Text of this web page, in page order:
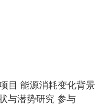
目 能源消耗变化背景
与潜势研究 参与